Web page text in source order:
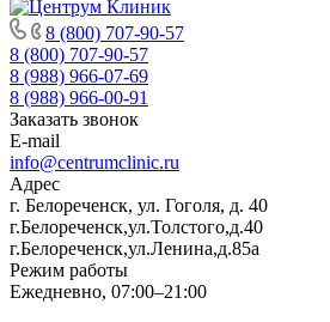
8 (800) 707-90-57
8 (800) 707-90-57
8 (988) 966-07-69
8 (988) 966-00-91
Заказать звонок
E-mail
info@centrumclinic.ru
Адрес
г. Белореченск, ул. Гоголя, д. 40
г.Белореченск,ул.Толстого,д.40
г.Белореченск,ул.Ленина,д.85а
Режим работы
Ежедневно, 07:00–21:00